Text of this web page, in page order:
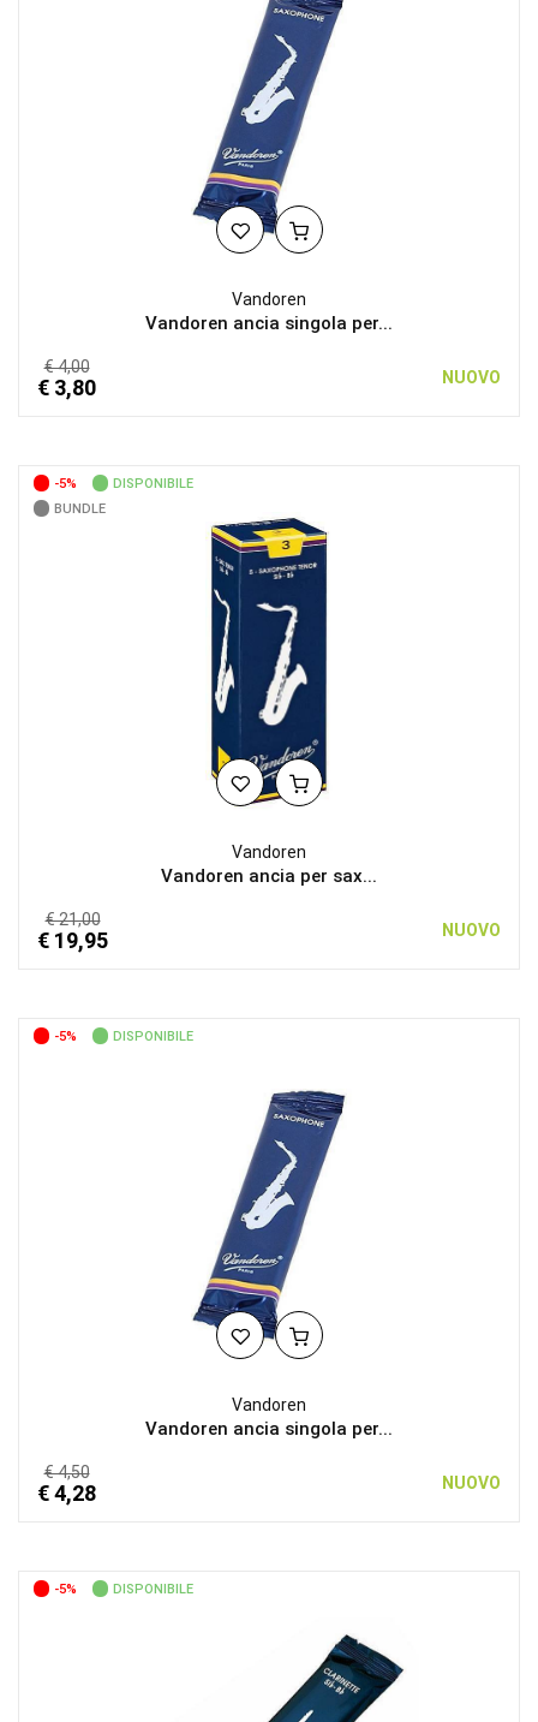
Vandoren
Vandoren ancia singola per...
€ 4,00
€ 3,80 NUOVO
-5%
DISPONIBILE
BUNDLE
Vandoren
Vandoren ancia per sax...
€ 21,00
€ 19,95 NUOVO
-5% DISPONIBILE
Vandoren
Vandoren ancia singola per...
€ 4,50
€ 4,28 NUOVO
-5% DISPONIBILE